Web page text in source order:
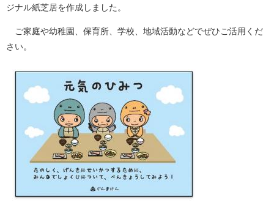
ジナル紙芝居を作成しました。
ご家庭や幼稚園、保育所、学校、地域活動などでぜひご活用くだ
さい。